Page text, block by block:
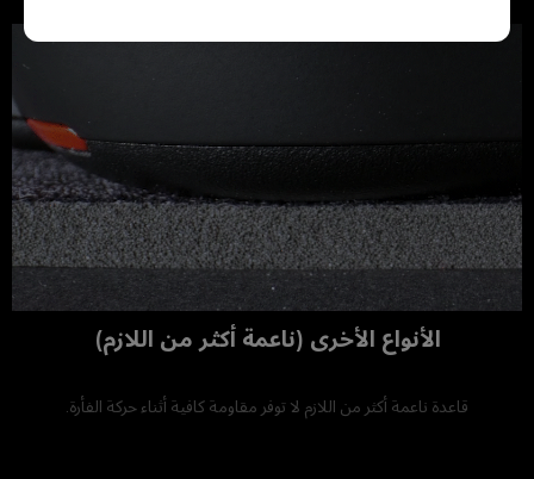
الأنواع الأخرى (ناعمة أكثر من اللازم)
قاعدة ناعمة أكثر من اللازم لا توفر مقاومة كافية أثناء حركة الفأرة.